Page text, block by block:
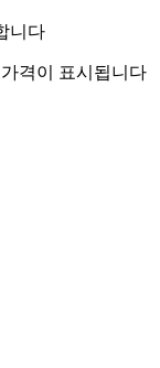
니다
격이 표시됩니다